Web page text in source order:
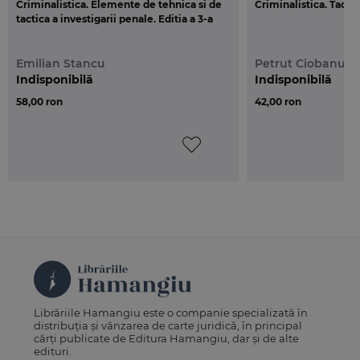
Criminalistica. Elemente de tehnica si de
tactica a investigarii penale. Editia a 3-a
Emilian Stancu
58,00 ron
Indisponibilă
Criminalistica.
Petrut Ciobanu
42,00 ron
Indisponibilă
Librăriile Hamangiu este o companie specializată în
distribuția și vânzarea de carte juridică, în principal
cărți publicate de Editura Hamangiu, dar și de alte
edituri.